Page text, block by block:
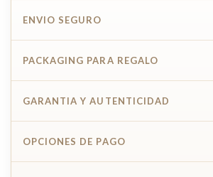
ENVIO SEGURO
PACKAGING PARA REGALO
GARANTIA Y AUTENTICIDAD
OPCIONES DE PAGO